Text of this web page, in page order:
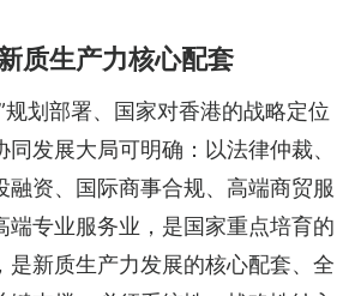
质生产力核心配套
规划部署、国家对香港的战略定位
发展大局可明确：以法律仲裁、
融资、国际商事合规、高端商贸服
端专业服务业，是国家重点培育的
是新质生产力发展的核心配套、全